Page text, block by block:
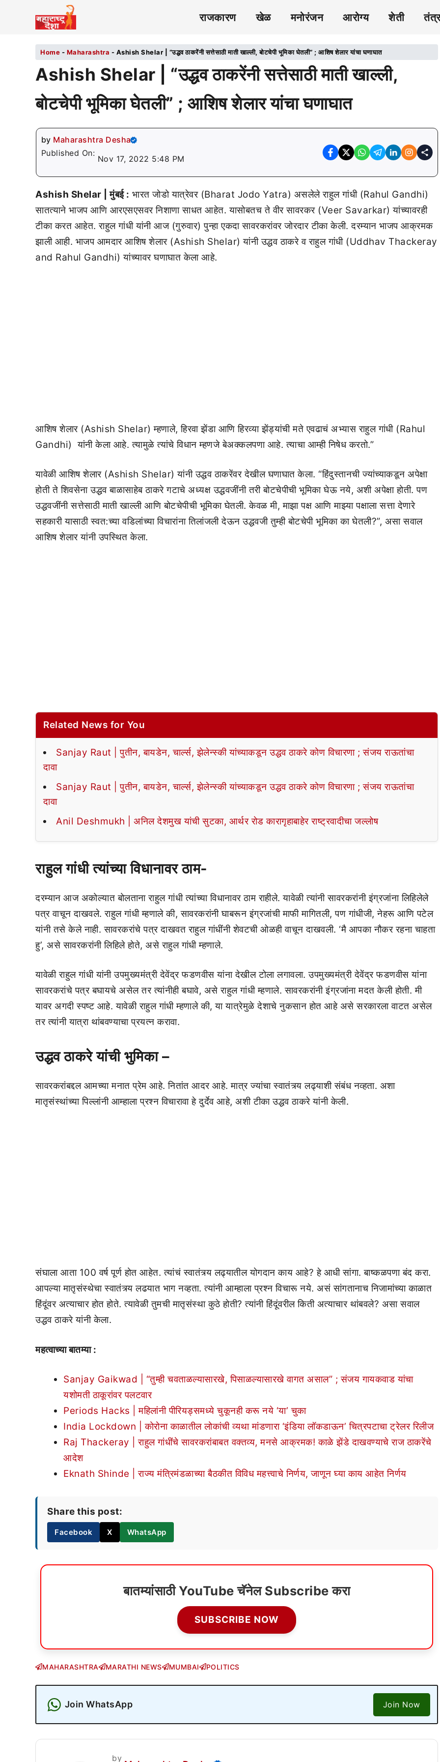
राजकारण खेळ मनोरंजन आरोग्य शेती
Home - Maharashtra - Ashish Shelar | “उद्धव ठाकरेंनी सत्तेसाठी माती खाल्ली, बोटचेपी भूमिका घेतली” ; आशिष शेलार यांचा घणाघात
Ashish Shelar | “उद्धव ठाकरेंनी सत्तेसाठी माती खाल्ली,
बोटचेपी भूमिका घेतली” ; आशिष शेलार यांचा घणाघात
by Maharashtra Desha
Published On:
Nov 17, 2022 5:48 PM
Ashish Shelar | मुंबई : भारत जोडो यात्रेवर (Bharat Jodo Yatra) असलेले राहुल गांधी (Rahul Gandhi)
सातत्याने भाजप आणि आरएसएसवर निशाणा साधत आहेत. यासोबतच ते वीर सावरकर (Veer Savarkar) यांच्यावरही
टीका करत आहेत. राहुल गांधी यांनी आज (गुरुवार) पुन्हा एकदा सावरकरांवर जोरदार टीका केली. दरम्यान भाजप आक्रमक
झाली आही. भाजप आमदार आशिष शेलार (Ashish Shelar) यांनी उद्धव ठाकरे व राहुल गांधी (Uddhav Thackeray
and Rahul Gandhi) यांच्यावर घणाघात केला आहे.
आशिष शेलार (Ashish Shelar) म्हणाले, हिरवा झेंडा आणि हिरव्या झेंड्यांची मते एवढाचं अभ्यास राहुल गांधी (Rahul
Gandhi) यांनी केला आहे. त्यामुळे त्यांचे विधान म्हणजे बेअक्कलपणा आहे. त्याचा आम्ही निषेध करतो.”
यावेळी आशिष शेलार (Ashish Shelar) यांनी उद्धव ठाकरेंवर देखील घणाघात केला. “हिंदुस्तानची ज्यांच्याकडून अपेक्षा
होती ते शिवसेना उद्धव बाळासाहेब ठाकरे गटाचे अध्यक्ष उद्धवजींनी तरी बोटचेपीची भूमिका घेऊ नये, अशी अपेक्षा होती. पण
उद्धवजींनी सत्तेसाठी माती खाल्ली आणि बोटचेपीची भूमिका घेतली. केवळ मी, माझा पक्ष आणि माझ्या पक्षाला सत्ता देणारे
सहकारी यासाठी स्वत:च्या वडिलांच्या विचारांना तिलांजली देऊन उद्धवजी तुम्ही बोटचेपी भूमिका का घेतली?”, असा सवाल
आशिष शेलार यांनी उपस्थित केला.
Related News for You
Sanjay Raut | पुतीन, बायडेन, चार्ल्स, झेलेन्स्की यांच्याकडून उद्धव ठाकरे कोण विचारणा ; संजय राऊतांचा
दावा
Sanjay Raut | पुतीन, बायडेन, चार्ल्स, झेलेन्स्की यांच्याकडून उद्धव ठाकरे कोण विचारणा ; संजय राऊतांचा
दावा
Anil Deshmukh | अनिल देशमुख यांची सुटका, आर्थर रोड कारागृहाबाहेर राष्ट्रवादीचा जल्लोष
राहुल गांधी त्यांच्या विधानावर ठाम-
दरम्यान आज अकोल्यात बोलताना राहुल गांधी त्यांच्या विधानावर ठाम राहीले. यावेळी त्यांनी सावरकरांनी इंग्रजांना लिहिलेले
पत्र वाचून दाखवले. राहुल गांधी म्हणाले की, सावरकरांनी घाबरून इंग्रजांची माफी मागितली, पण गांधीजी, नेहरू आणि पटेल
यांनी तसे केले नाही. सावरकरांचे पत्र दाखवत राहुल गांधींनी शेवटची ओळही वाचून दाखवली. ‘मै आपका नौकर रहना चाहता
हु’, असे सावरकरांनी लिहिले होते, असे राहुल गांधी म्हणाले.
यावेळी राहुल गांधी यांनी उपमुख्यमंत्री देवेंद्र फडणवीस यांना देखील टोला लगावला. उपमुख्यमंत्री देवेंद्र फडणवीस यांना
सावरकरांचे पत्र बघायचे असेल तर त्यांनीही बघावे, असे राहुल गांधी म्हणाले. सावरकरांनी इंग्रजांना मदत केली होती. मी
यावर अगदी स्पष्ट आहे. यावेळी राहुल गांधी म्हणाले की, या यात्रेमुळे देशाचे नुकसान होत आहे असे सरकारला वाटत असेल
तर त्यांनी यात्रा थांबवण्याचा प्रयत्न करावा.
उद्धव ठाकरे यांची भुमिका –
सावरकरांबद्दल आमच्या मनात प्रेम आहे. नितांत आदर आहे. मात्र ज्यांचा स्वातंत्र्य लढ्याशी संबंध नव्हता. अशा
मातृसंस्थांच्या पिल्लांनी आम्हाला प्रश्न विचारावा हे दुर्देव आहे, अशी टीका उद्धव ठाकरे यांनी केली.
संघाला आता 100 वर्ष पूर्ण होत आहेत. त्यांचं स्वातंत्र्य लढ्यातील योगदान काय आहे? हे आधी सांगा. बाष्कळपणा बंद करा.
आपल्या मातृसंस्थेचा स्वातंत्र्य लढयात भाग नव्हता. त्यांनी आम्हाला प्रश्न विचारू नये. असं सांगतानाच निजामांच्या काळात
हिंदूंवर अत्याचार होत होते. त्यावेळी तुमची मातृसंस्था कुठे होती? त्यांनी हिंदूंवरील किती अत्याचार थांबवले? असा सवाल
उद्धव ठाकरे यांनी केला.
महत्वाच्या बातम्या :
Sanjay Gaikwad | “तुम्ही चवताळल्यासारखे, पिसाळल्यासारखे वागत असाल” ; संजय गायकवाड यांचा
यशोमती ठाकूरांवर पलटवार
Periods Hacks | महिलांनी पीरियड्समध्ये चुकूनही करू नये ‘या’ चुका
India Lockdown | कोरोना काळातील लोकांची व्यथा मांडणारा ‘इंडिया लॉकडाऊन’ चित्रपटाचा ट्रेलर रिलीज
Raj Thackeray | राहुल गांधींचे सावरकरांबाबत वक्तव्य, मनसे आक्रमक! काळे झेंडे दाखवण्याचे राज ठाकरेंचे
आदेश
Eknath Shinde | राज्य मंत्रिमंडळाच्या बैठकीत विविध महत्त्वाचे निर्णय, जाणून घ्या काय आहेत निर्णय
Share this post:
Facebook X WhatsApp
बातम्यांसाठी YouTube चॅनेल Subscribe करा
SUBSCRIBE NOW
MAHARASHTRA MARATHI NEWS MUMBAI POLITICS
Join WhatsApp Join Now
by